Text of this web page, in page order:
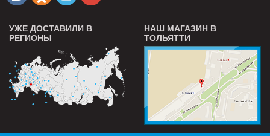
УЖЕ ДОСТАВИЛИ В
РЕГИОНЫ
НАШ МАГАЗИН В
ТОЛЬЯТТИ